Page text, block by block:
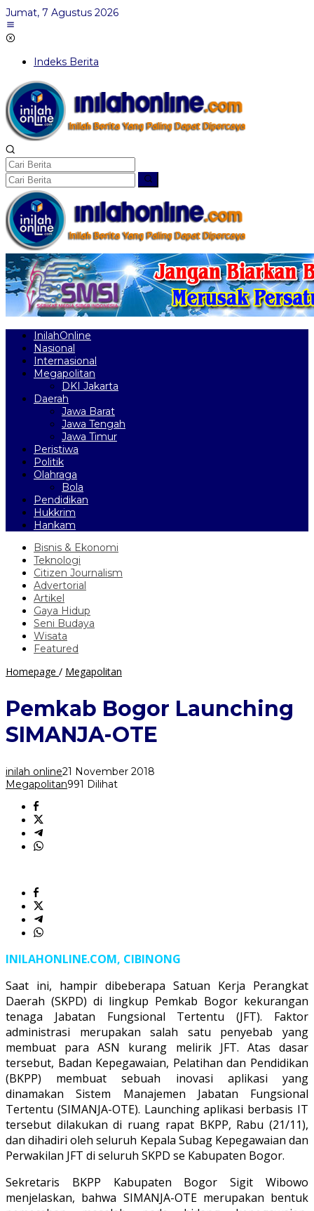
Lewati
ke
konten
Jumat, 7 Agustus 2026
Indeks Berita
InilahOnline
Nasional
Internasional
Megapolitan
DKI Jakarta
Daerah
Jawa Barat
Jawa Tengah
Jawa Timur
Peristiwa
Politik
Olahraga
Bola
Pendidikan
Hukkrim
Hankam
Bisnis & Ekonomi
Teknologi
Citizen Journalism
Advertorial
Artikel
Gaya Hidup
Seni Budaya
Wisata
Featured
Homepage / Megapolitan
SIMANJA-
OTE
Pemkab Bogor Launching
SIMANJA-OTE
inilah online21 November 2018
Megapolitan991 Dilihat
INILAHONLINE.COM, CIBINONG
Saat ini, hampir dibeberapa Satuan Kerja Perangkat
Daerah (SKPD) di lingkup Pemkab Bogor kekurangan
tenaga Jabatan Fungsional Tertentu (JFT). Faktor
administrasi merupakan salah satu penyebab yang
membuat para ASN kurang melirik JFT. Atas dasar
tersebut, Badan Kepegawaian, Pelatihan dan Pendidikan
(BKPP) membuat sebuah inovasi aplikasi yang
dinamakan Sistem Manajemen Jabatan Fungsional
Tertentu (SIMANJA-OTE). Launching aplikasi berbasis IT
tersebut dilakukan di ruang rapat BKPP, Rabu (21/11),
dan dihadiri oleh seluruh Kepala Subag Kepegawaian dan
Perwakilan JFT di seluruh SKPD se Kabupaten Bogor.
Sekretaris BKPP Kabupaten Bogor Sigit Wibowo
menjelaskan, bahwa SIMANJA-OTE merupakan bentuk